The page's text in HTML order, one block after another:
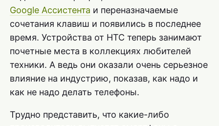
Google Ассистента и переназначаемые
сочетания клавиш и появились в последнее
время. Устройства от НТС теперь занимают
почетные места в коллекциях любителей
техники. А ведь они оказали очень серьезное
влияние на индустрию, показав, как надо и
как не надо делать телефоны.
Трудно представить, что какие-либо